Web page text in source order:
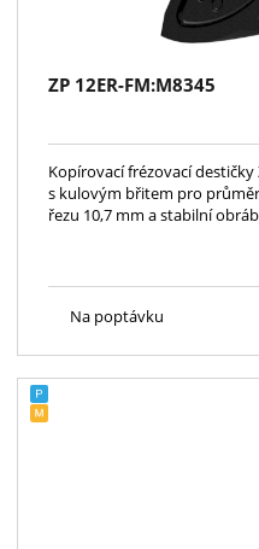
ZP 12ER-FM:M8345
Kopírovací frézovací destičky
s kulovým břitem pro
řezu 10,7 mm a stabilní
Na poptávku